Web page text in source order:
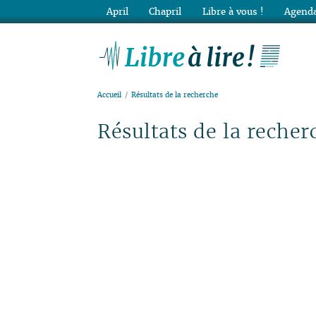
Accueil Résultats de la recherche
Résultats de la
April Chapril Libre à vous !